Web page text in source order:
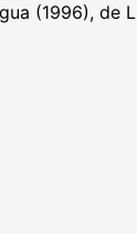
(1996), de